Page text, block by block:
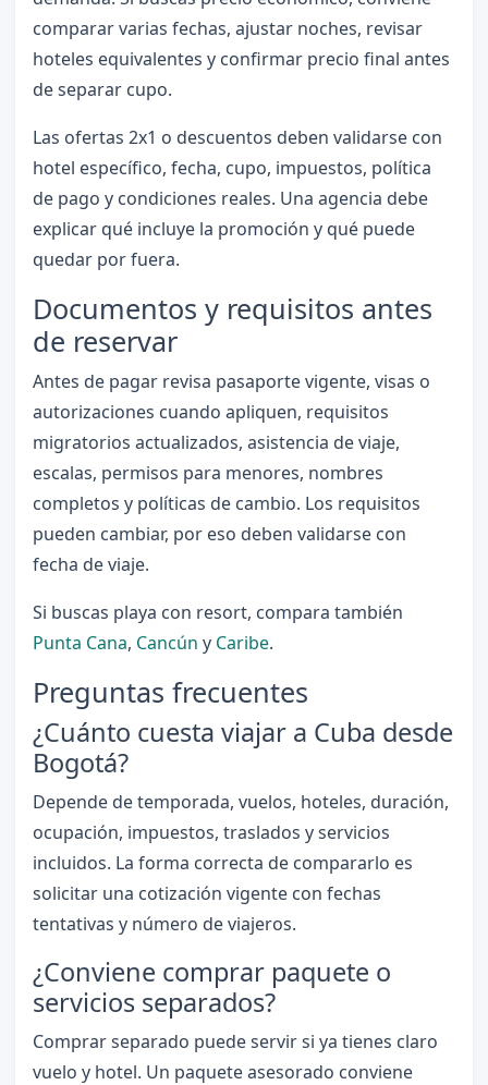
comparar varias fechas, ajustar noches, revisar
hoteles equivalentes y confirmar precio final antes
de separar cupo.
Las ofertas 2x1 o descuentos deben validarse con
hotel específico, fecha, cupo, impuestos, política
de pago y condiciones reales. Una agencia debe
explicar qué incluye la promoción y qué puede
quedar por fuera.
Documentos y requisitos antes
de reservar
Antes de pagar revisa pasaporte vigente, visas o
autorizaciones cuando apliquen, requisitos
migratorios actualizados, asistencia de viaje,
escalas, permisos para menores, nombres
completos y políticas de cambio. Los requisitos
pueden cambiar, por eso deben validarse con
fecha de viaje.
Si buscas playa con resort, compara también
Punta Cana, Cancún y Caribe.
Preguntas frecuentes
¿Cuánto cuesta viajar a Cuba desde
Bogotá?
Depende de temporada, vuelos, hoteles, duración,
ocupación, impuestos, traslados y servicios
incluidos. La forma correcta de compararlo es
solicitar una cotización vigente con fechas
tentativas y número de viajeros.
¿Conviene comprar paquete o
servicios separados?
Comprar separado puede servir si ya tienes claro
vuelo y hotel. Un paquete asesorado conviene